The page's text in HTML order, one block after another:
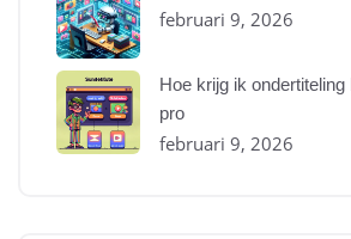
februari 9, 2026
Hoe krijg ik
pro
februari 9, 2026